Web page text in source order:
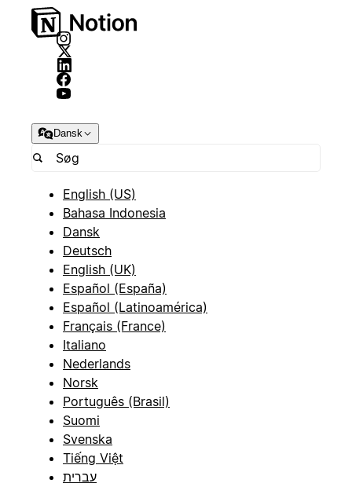
Dansk
English (US)
Bahasa Indonesia
Dansk
Deutsch
English (UK)
Español (España)
Español (Latinoamérica)
Français (France)
Italiano
Nederlands
Norsk
Português (Brasil)
Suomi
Svenska
Tiếng Việt
עברית